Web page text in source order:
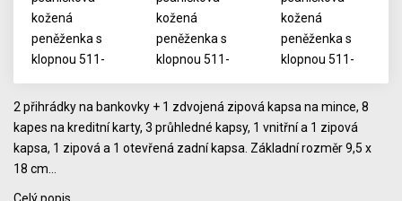
2 přihrádky na bankovky + 1 zdvojená zipová kapsa na mince, 8
kapes na kreditní karty, 3 průhledné kapsy, 1 vnitřní a 1 zipová
kapsa, 1 zipová a 1 otevřená zadní kapsa. Základní rozměr 9,5 x
18 cm…